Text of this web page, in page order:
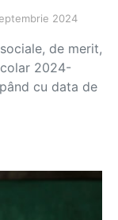
2024
de merit,
2024-
cu data de